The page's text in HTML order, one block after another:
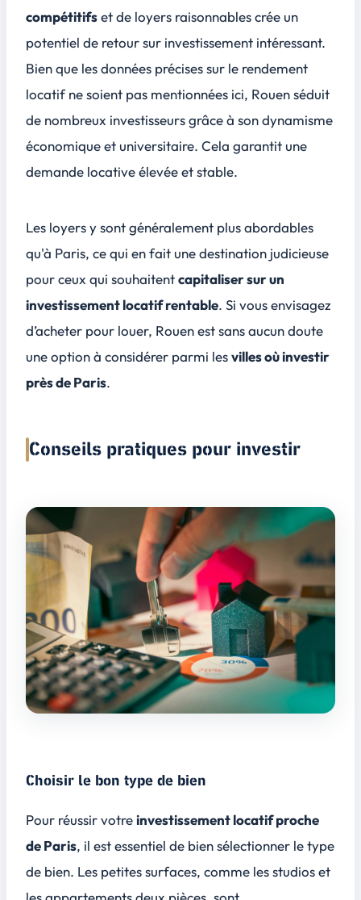
compétitifset de loyers raisonnables crée un
potentiel de retour sur investissement intéressant.
Bien que les données précises sur le rendement
locatif ne soient pas mentionnées ici, Rouen séduit
de nombreux investisseurs grâce à sondynamisme
économiqueet universitaire. Cela garantit une
demande locative élevée et stable.
Les loyers y sont généralement plus abordables
qu'à Paris, ce qui en fait une destination judicieuse
pour ceux qui souhaitentcapitaliser sur un
investissement locatif rentable. Si vous envisagez
d’acheter pour louer, Rouen est sans aucun doute
une option à considérer parmi lesvilles où investir
près de Paris.
Conseils pratiques pour investir
Choisir le bon type de bien
Pour réussir votreinvestissement locatif proche
de Paris, il est essentiel de bien sélectionner le type
de bien. Les petites surfaces, comme les studios et